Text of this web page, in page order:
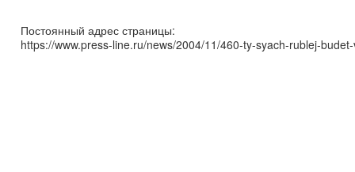
Постоянный адрес страницы:
https://www.press-line.ru/news/2004/11/460-ty-syach-rublej-